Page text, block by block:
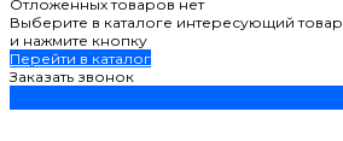
Отложенных товаров нет
Выберите в каталоге интересующий товар
и нажмите кнопку
Перейти в каталог
Заказать звонок